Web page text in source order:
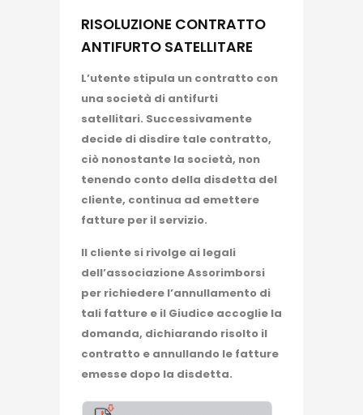
RISOLUZIONE CONTRATTO
ANTIFURTO SATELLITARE
L’utente stipula un contratto con
una società di antifurti
satellitari. Successivamente
decide di disdire tale contratto,
ciò nonostante la società, non
tenendo conto della disdetta del
cliente, continua ad emettere
fatture per il servizio.
Il cliente si rivolge ai legali
dell’associazione Assorimborsi
per richiedere l’annullamento di
tali fatture e il Giudice accoglie la
domanda, dichiarando risolto il
contratto e annullando le fatture
emesse dopo la disdetta.